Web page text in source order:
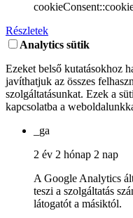
Részletek
Analytics sütik
Ezeket belső kutatásokhoz
javíthatjuk az összes
szolgáltatásunkat. Ezek a
kapcsolatba a
_ga
2 év 2 hónap 2 nap
A Google Analytics
teszi a szolgáltatás
látogatót a másiktól.